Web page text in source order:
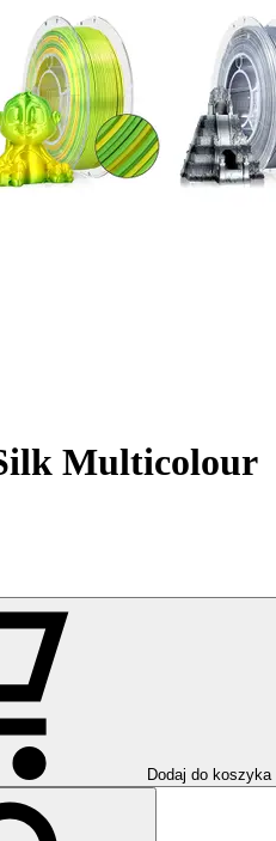
Multicolour
Dodaj do koszyka